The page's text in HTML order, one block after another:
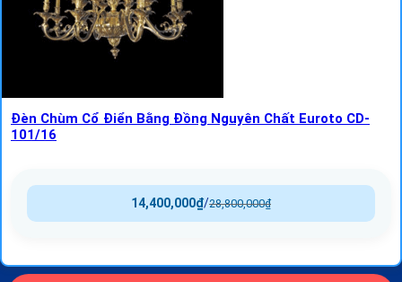
Đèn Chùm Cổ Điển Bằng Đồng Nguyên Chất Euroto CD-
101/16
28,800,000₫
/
14,400,000₫